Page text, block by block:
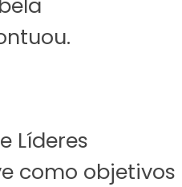
Líderes
como objetivos